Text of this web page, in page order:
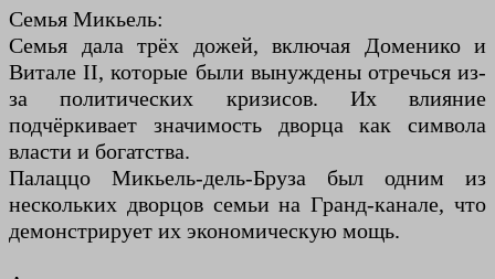
Семья Микьель:
Семья дала трёх дожей, включая Доменико и
Витале II, которые были вынуждены отречься из-
за политических кризисов. Их влияние
подчёркивает значимость дворца как символа
власти и богатства.
Палаццо Микьель-дель-Бруза был одним из
нескольких дворцов семьи на Гранд-канале, что
демонстрирует их экономическую мощь.